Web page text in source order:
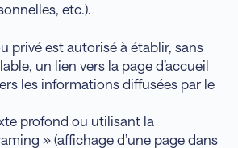
etc.).
privé est autorisé à établir, sans
un lien vers la page d’accueil
les informations diffusées par le
profond ou utilisant la
» (affichage d’une page dans